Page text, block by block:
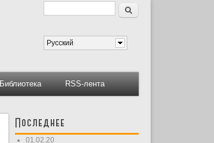
Форма поиска
Поиск
Русский
Библиотека RSS-лента
Последнее
01.02.20